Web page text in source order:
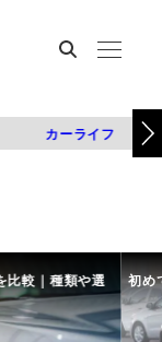
カーライフ
比較｜種類や選 初め